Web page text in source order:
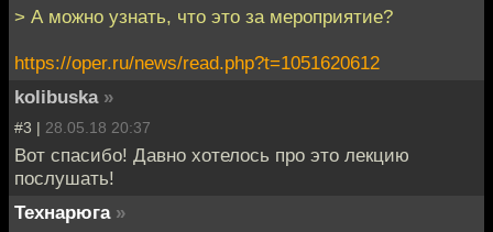
> А можно узнать, что это за мероприятие?
https://oper.ru/news/read.php?t=1051620612
kolibuska »
#3 | 28.05.18 20:37
Вот спасибо! Давно хотелось про это лекцию
послушать!
Технарюга »